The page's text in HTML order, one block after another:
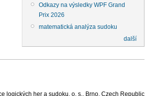
Odkazy na výsledky WPF Grand
Prix 2026
matematická analýza sudoku
další
logických her a sudoku, o. s., Brno, Czech Republic